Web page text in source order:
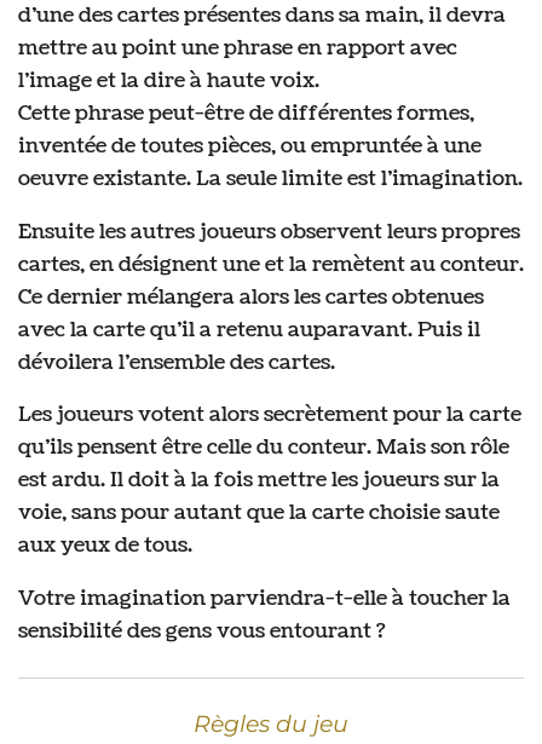
d’une des cartes présentes dans sa main, il devra
mettre au point une phrase en rapport avec
l’image et la dire à haute voix.
Cette phrase peut-être de différentes formes,
inventée de toutes pièces, ou empruntée à une
oeuvre existante. La seule limite est l’imagination.
Ensuite les autres joueurs observent leurs propres
cartes, en désignent une et la remètent au conteur.
Ce dernier mélangera alors les cartes obtenues
avec la carte qu’il a retenu auparavant. Puis il
dévoilera l’ensemble des cartes.
Les joueurs votent alors secrètement pour la carte
qu’ils pensent être celle du conteur. Mais son rôle
est ardu. Il doit à la fois mettre les joueurs sur la
voie, sans pour autant que la carte choisie saute
aux yeux de tous.
Votre imagination parviendra-t-elle à toucher la
sensibilité des gens vous entourant ?
Règles du jeu